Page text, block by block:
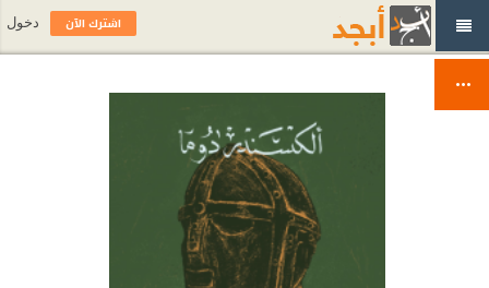
اشترك الآن دخول